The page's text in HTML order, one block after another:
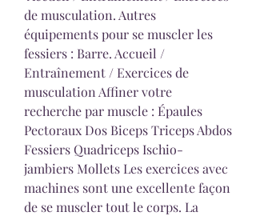
de musculation. Autres
équipements pour se muscler les
fessiers : Barre. Accueil /
Entraînement / Exercices de
musculation Affiner votre
recherche par muscle : Épaules
Pectoraux Dos Biceps Triceps Abdos
Fessiers Quadriceps Ischio-
jambiers Mollets Les exercices avec
machines sont une excellente façon
de se muscler tout le corps. La